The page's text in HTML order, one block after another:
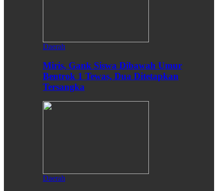
Daerah
Miris, Gank Siswa Dibawah Umur
Bentrok 1 Tewas, Dua Ditetapkan
Tersangka
Daerah